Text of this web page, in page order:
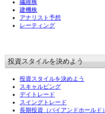
繊維株
建機株
アナリスト予想
レーティング
投資スタイルを決めよう
投資スタイルを決めよう
スキャルピング
デイトレード
スイングトレード
長期投資（バイアンドホールド）